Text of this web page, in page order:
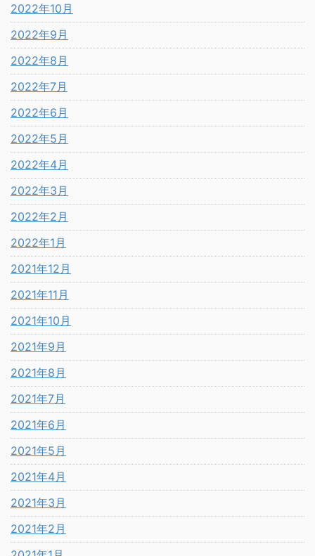
2022年10月
2022年9月
2022年8月
2022年7月
2022年6月
2022年5月
2022年4月
2022年3月
2022年2月
2022年1月
2021年12月
2021年11月
2021年10月
2021年9月
2021年8月
2021年7月
2021年6月
2021年5月
2021年4月
2021年3月
2021年2月